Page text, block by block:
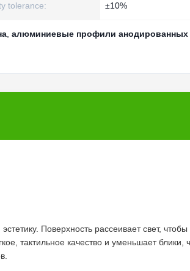
tolerance: ±10%
алюминиевые профили анодированных
Поверхность рассеивает свет, чтобы
тактильное качество и уменьшает блики,